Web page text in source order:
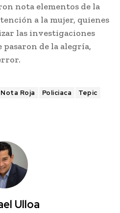
nota elementos de la
a la mujer, quienes
las investigaciones
pasaron de la alegría,
Nota Roja Policiaca Tepic
Ulloa